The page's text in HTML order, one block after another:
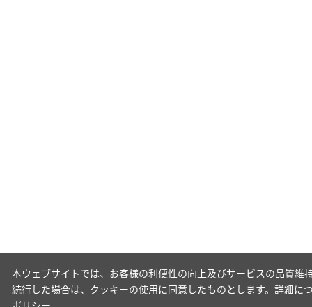
本ウェブサイトでは、お客様の利便性の向上及びサービスの品質
続行した場合は、クッキーの使用に同意したものとします。詳細